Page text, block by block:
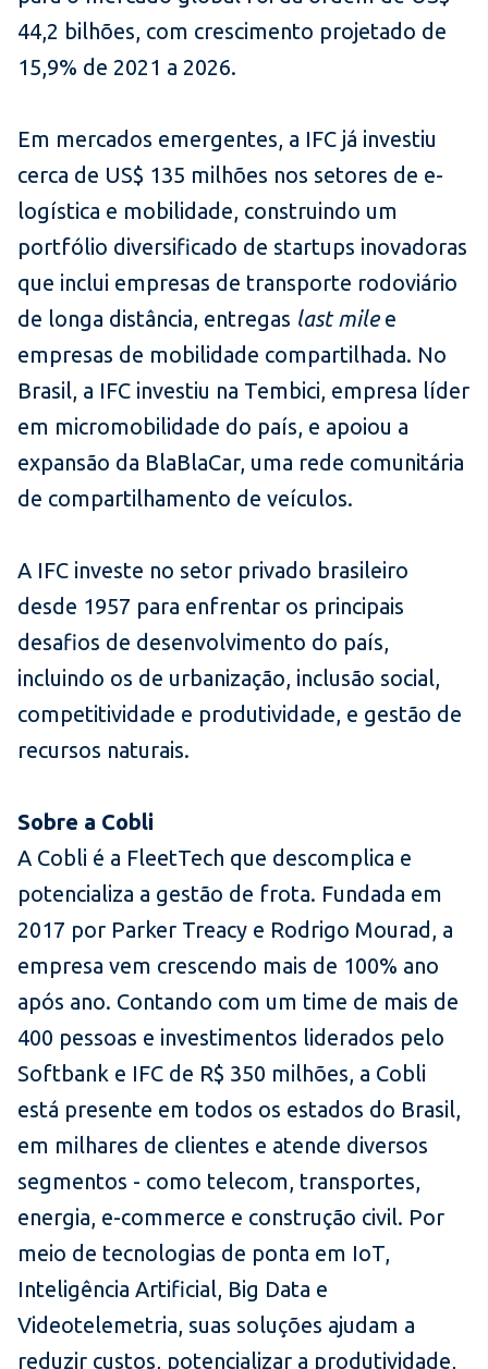
44,2 bilhões, com crescimento projetado de
15,9% de 2021 a 2026.
Em mercados emergentes, a IFC já investiu
cerca de US$ 135 milhões nos setores de e-
logística e mobilidade, construindo um
portfólio diversificado de startups inovadoras
que inclui empresas de transporte rodoviário
de longa distância, entregas last milee
empresas de mobilidade compartilhada. No
Brasil, a IFC investiu na Tembici, empresa líder
em micromobilidade do país, e apoiou a
expansão da BlaBlaCar, uma rede comunitária
de compartilhamento de veículos.
A IFC investe no setor privado brasileiro
desde 1957 para enfrentar os principais
desafios de desenvolvimento do país,
incluindo os de urbanização, inclusão social,
competitividade e produtividade, e gestão de
recursos naturais.
Sobre a Cobli
A Cobli é a FleetTech que descomplica e
potencializa a gestão de frota. Fundada em
2017 por Parker Treacy e Rodrigo Mourad, a
empresa vem crescendo mais de 100% ano
após ano. Contando com um time de mais de
400 pessoas e investimentos liderados pelo
Softbank e IFC de R$ 350 milhões, a Cobli
está presente em todos os estados do Brasil,
em milhares de clientes e atende diversos
segmentos - como telecom, transportes,
energia, e-commerce e construção civil. Por
meio de tecnologias de ponta em IoT,
Inteligência Artificial, Big Data e
Videotelemetria, suas soluções ajudam a
reduzir custos, potencializar a produtividade,